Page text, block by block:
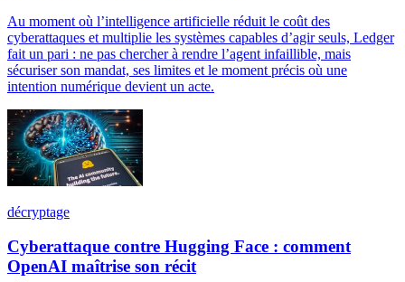
Au moment où l’intelligence artificielle réduit le coût des
cyberattaques et multiplie les systèmes capables d’agir seuls, Ledger
fait un pari : ne pas chercher à rendre l’agent infaillible, mais
sécuriser son mandat, ses limites et le moment précis où une
intention numérique devient un acte.
décryptage
Cyberattaque contre Hugging Face : comment
OpenAI maîtrise son récit